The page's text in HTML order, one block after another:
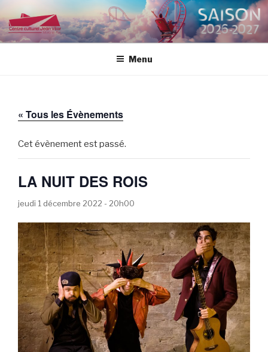
au
contenu
CENTRE CULTUREL JEAN
VILAR
Menu
« Tous les Évènements
Cet évènement est passé.
LA NUIT DES ROIS
jeudi 1 décembre 2022 - 20h00